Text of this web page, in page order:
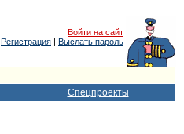
Войти на сайт
Регистрация | Выслать пароль
Спецпроекты